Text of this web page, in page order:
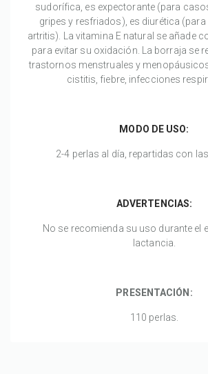
sudorífica, es expectorante (para
gripes y resfriados), es diurética
artritis). La vitamina E natural se añade
para evitar su oxidación. La borraja se
trastornos menstruales y
cistitis, fiebre, infecciones
MODO DE USO:
2-4 perlas al día, repartidas con
ADVERTENCIAS:
No se recomienda su uso durante el
lactancia.
PRESENTACIÓN:
110 perlas.